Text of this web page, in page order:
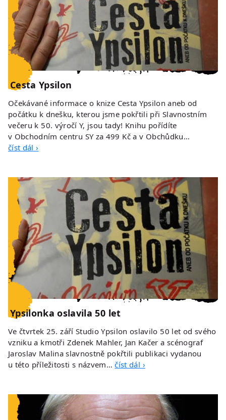
Cesta Ypsilon
Očekávané informace o knize Cesta Ypsilon aneb od
počátku k dnešku, kterou jsme pokřtili při Slavnostním
večeru k 50. výročí Y, jsou tady! Knihu pořídíte
v Obchodním centru SY za 499 Kč a v Obchůdku…
číst dál ›
Ypsilonka oslavila 50 let
Ve čtvrtek 25. září Studio Ypsilon oslavilo 50 let od svého
vzniku a kmotři Zdenek Mahler, Jan Kačer a scénograf
Jaroslav Malina slavnostně pokřtili publikaci vydanou
u této příležitosti s názvem…číst dál ›